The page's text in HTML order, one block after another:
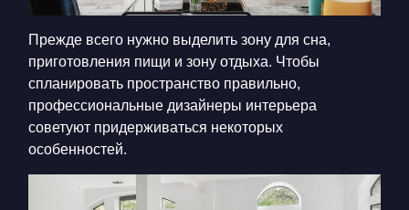
Прежде всего нужно выделить зону для сна,
приготовления пищи и зону отдыха. Чтобы
спланировать пространство правильно,
профессиональные дизайнеры интерьера
советуют придерживаться некоторых
особенностей.